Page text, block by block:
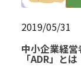
2019/05/31
中小企業経
「ADR」とは